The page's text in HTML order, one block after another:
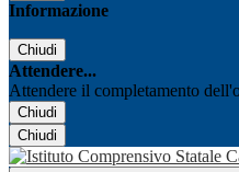
Informazione
Chiudi
Attendere...
Attendere il completamento
Chiudi
Chiudi